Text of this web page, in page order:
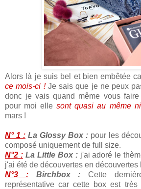
Alors là je suis bel et bien embêtée
ce mois-ci !Je sais que je ne peux
donc je vais quand même vous
pour moi ellesont quasi au même
mars !
N° 1 : La Glossy Box : pour les
composé uniquement de full size.
N°2 :La Little Box :j'ai adoré le
j'ai été de découvertes en découvertes
N°3 :Birchbox : Cette
représentative car cette box est